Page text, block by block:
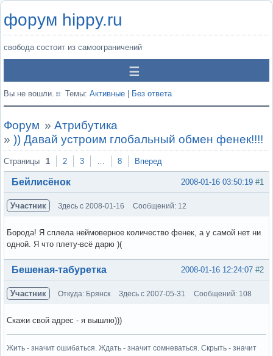
форум hippy.ru
свобода состоит из самоограничений
Вы не вошли. Темы: Активные Без ответа
Форум » Атрибутика
» )) Давай устроим глобальный обмен фенек!!!!
Страницы 1 2 3 … 8 Вперед
#1
2008-01-16 03:50:19
Бейлисёнок
Участник Здесь с 2008-01-16 Сообщений: 12
Борода! Я сплела неймоверное количество фенек, а у самой нет ни
одной. Я что плету-всё дарю )(
Вне форума #2
2008-01-16 12:24:07
Бешеная-табуретка
Участник Откуда: Брянск Здесь с 2007-05-31 Сообщений: 108
Скажи свой адрес - я вышлю)))
Жить - значит ошибаться. Ждать - значит сомневаться. Скрыть - значит